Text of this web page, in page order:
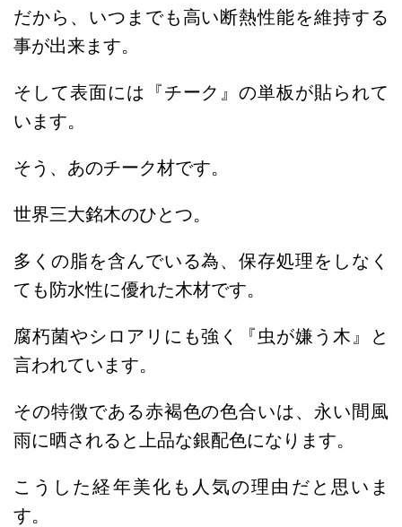
だから、いつまでも高い断熱性能を維持する
事が出来ます。
そして表面には『チーク』の単板が貼られて
います。
そう、あのチーク材です。
世界三大銘木のひとつ。
多くの脂を含んでいる為、保存処理をしなく
ても防水性に優れた木材です。
腐朽菌やシロアリにも強く『虫が嫌う木』と
言われています。
その特徴である赤褐色の色合いは、永い間風
雨に晒されると上品な銀配色になります。
こうした経年美化も人気の理由だと思いま
す。